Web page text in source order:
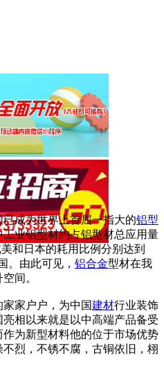
成为世界上首屈一指大的铝型
业铝型材约占铝型材总应用量
和日本的耗用比例分别达到
。由此可见， 铝合金型材在我
间。
家户户，为中国建材行业装饰
相以来就是以中高端产品备受
为新型材料他的位于市场优势
烈，不锈不腐，古铜依旧，栩